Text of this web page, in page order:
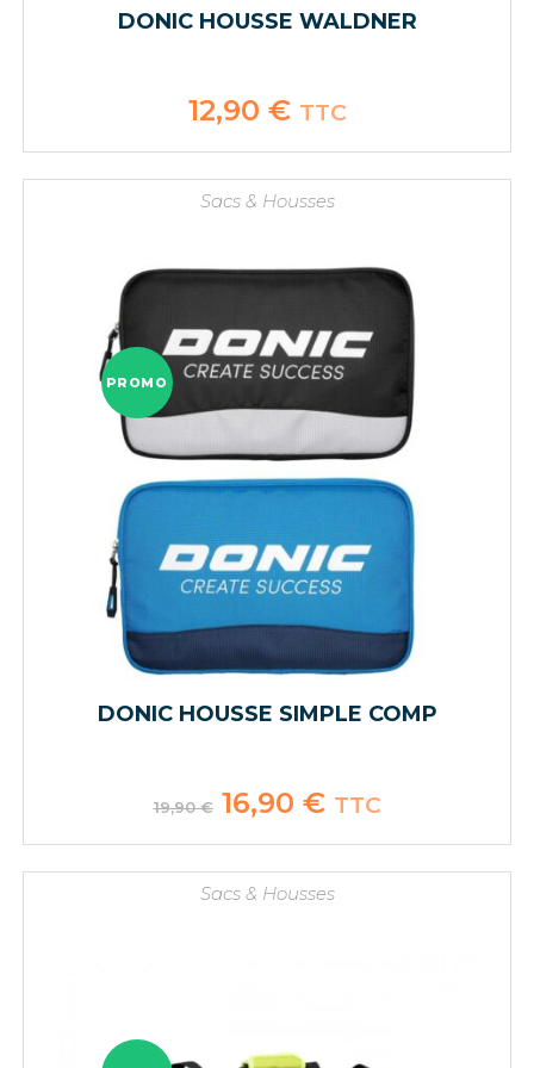
DONIC HOUSSE WALDNER
12,90 € TTC
Sacs & Housses
PROMO
DONIC HOUSSE SIMPLE COMP
19,90€ Le
prix
était :
16,90 €Le
prix
est :
TTC
Sacs & Housses